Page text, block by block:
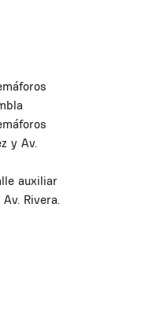
y Av.
auxiliar
Rivera.